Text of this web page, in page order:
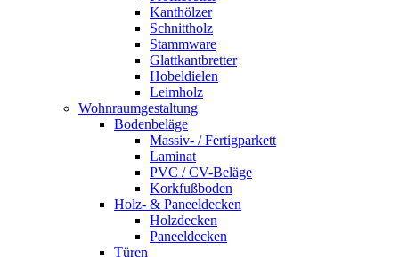
Kanthölzer
Schnittholz
Stammware
Glattkantbretter
Hobeldielen
Leimholz
Wohnraumgestaltung
Bodenbeläge
Massiv- / Fertigparkett
Laminat
PVC / CV-Beläge
Korkfußboden
Holz- & Paneeldecken
Holzdecken
Paneeldecken
Türen